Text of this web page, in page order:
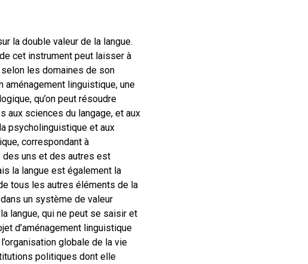
la double valeur de la langue.
cet instrument peut laisser à
les domaines de son
aménagement linguistique, une
qu’on peut résoudre
aux sciences du langage, et aux
psycholinguistique et aux
correspondant à
des uns et des autres est
la langue est également la
tous les autres éléments de la
un système de valeur
langue, qui ne peut se saisir et
d’aménagement linguistique
globale de la vie
politiques dont elle